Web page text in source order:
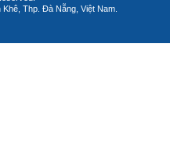
Thp. Đà Nẵng, Việt Nam.